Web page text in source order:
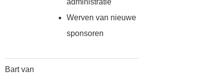
administratie
Werven van nieuwe
sponsoren
Bart van